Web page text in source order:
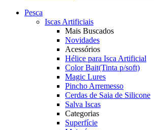
Pesca
Iscas Artificiais
Mais Buscados
Novidades
Acessórios
Hélice para Isca Artificial
Color Bait(Tinta p/soft)
Magic Lures
Pincho Arremesso
Cerdas de Saia de Silicone
Salva Iscas
Categorias
Superfície